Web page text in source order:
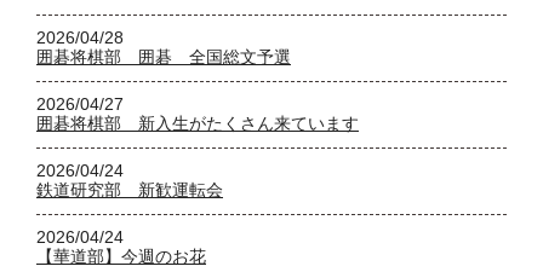
2026/04/28
囲碁将棋部 囲碁 全国総文予選
2026/04/27
囲碁将棋部 新入生がたくさん来ています
2026/04/24
鉄道研究部 新歓運転会
2026/04/24
【華道部】今週のお花